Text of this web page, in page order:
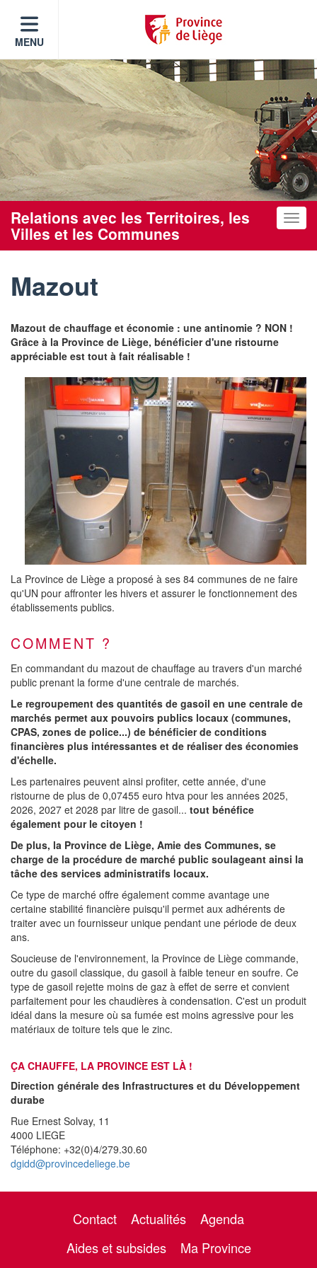
MENU
Relations avec les Territoires, les
Villes et les Communes
Mazout
Mazout de chauffage et économie : une antinomie ? NON !
Grâce à la Province de Liège, bénéficier d'une ristourne
appréciable est tout à fait réalisable !
La Province de Liège a proposé à ses 84 communes de ne faire
qu'UN pour affronter les hivers et assurer le fonctionnement des
établissements publics.
COMMENT ?
En commandant du mazout de chauffage au travers d'un marché
public prenant la forme d'une centrale de marchés.
Le regroupement des quantités de gasoil en une centrale de
marchés permet aux pouvoirs publics locaux (communes,
CPAS, zones de police...) de bénéficier de conditions
financières plus intéressantes et de réaliser des économies
d'échelle.
Les partenaires peuvent ainsi profiter, cette année, d'une
ristourne de plus de 0,07455 euro htva pour les années 2025,
2026, 2027 et 2028 par litre de gasoil... tout bénéfice
également pour le citoyen !
De plus, la Province de Liège, Amie des Communes, se
charge de la procédure de marché public soulageant ainsi la
tâche des services administratifs locaux.
Ce type de marché offre également comme avantage une
certaine stabilité financière puisqu'il permet aux adhérents de
traiter avec un fournisseur unique pendant une période de deux
ans.
Soucieuse de l'environnement, la Province de Liège commande,
outre du gasoil classique, du gasoil à faible teneur en soufre. Ce
type de gasoil rejette moins de gaz à effet de serre et convient
parfaitement pour les chaudières à condensation. C'est un produit
idéal dans la mesure où sa fumée est moins agressive pour les
matériaux de toiture tels que le zinc.
ÇA CHAUFFE, LA PROVINCE EST LÀ !
Direction générale des Infrastructures et du Développement
durabe
Rue Ernest Solvay, 11
4000 LIEGE
Téléphone: +32(0)4/279.30.60
dgidd@provincedeliege.be
Contact Actualités
Agenda
Aides et subsides
Ma Province